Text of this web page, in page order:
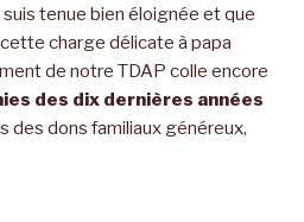
suis tenue bien éloignée et que
cette charge délicate à papa
de notre TDAP colle encore
des dix dernières années
des dons familiaux généreux,